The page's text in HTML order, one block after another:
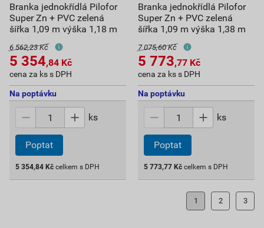
Branka jednokřídlá Pilofor
Super Zn + PVC zelená
šířka 1,09 m výška 1,18 m
6 562,23 Kč
5 354,84 Kč
cena za ks s DPH
Na poptávku
ks
Poptat
5 354,84 Kč celkem s DPH
Branka jednokřídlá Pilofor
Super Zn + PVC zelená
šířka 1,09 m výška 1,38 m
7 075,60 Kč
5 773,77 Kč
cena za ks s DPH
Na poptávku
ks
Poptat
5 773,77 Kč celkem s DPH
1 2 3